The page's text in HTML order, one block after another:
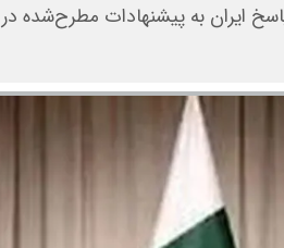
ایران به پیشنهادات مطرح‌شده